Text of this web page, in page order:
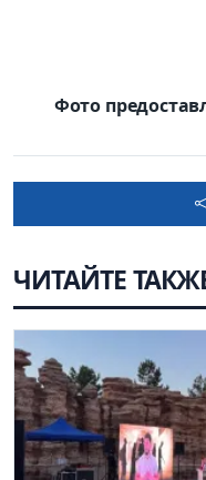
Фото
ЧИТАЙТЕ